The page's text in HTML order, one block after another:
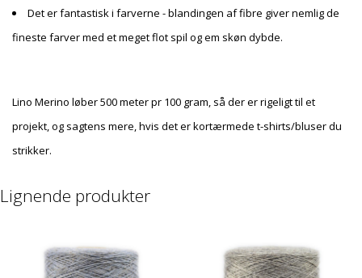
Det er fantastisk i farverne - blandingen af fibre giver nemlig de
fineste farver med et meget flot spil og em skøn dybde.
Lino Merino løber 500 meter pr 100 gram, så der er rigeligt til et
projekt, og sagtens mere, hvis det er kortærmede t-shirts/bluser du
strikker.
Lignende produkter